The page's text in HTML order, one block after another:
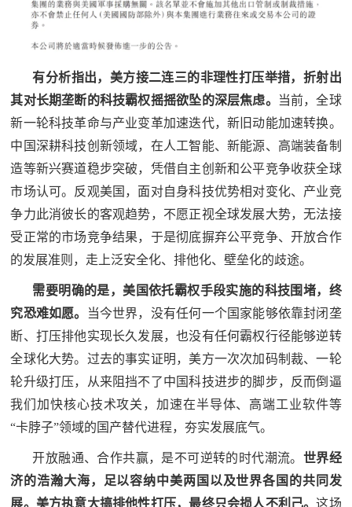
退
役
军
人
风
采
役
军
人
服
务
退
服
务
文
化
国
文
化
国
防
红
色
有分析指出，美方接二连三的非理性打压举措，折射出
其对长期垄断的科技霸权摇摇欲坠的深层焦虑。
当前，全球
新一轮科技革命与产业变革加速迭代，新旧动能加速转换。
中国深耕科技创新领域，在人工智能、新能源、高端装备制
造等新兴赛道稳步突破，凭借自主创新和公平竞争收获全球
市场认可。反观美国，面对自身科技优势相对变化、产业竞
争力此消彼长的客观趋势，不愿正视全球发展大势，无法接
受正常的市场竞争结果，于是彻底摒弃公平竞争、开放合作
的发展准则，走上泛安全化、排他化、壁垒化的歧途。
需要明确的是，美国依托霸权手段实施的科技围堵，终
究恐难如愿。
当今世界，没有任何一个国家能够依靠封闭垄
断、打压排他实现长久发展，也没有任何霸权行径能够逆转
全球化大势。过去的事实证明，美方一次次加码制裁、一轮
轮升级打压，从来阻挡不了中国科技进步的脚步，反而倒逼
我们加快核心技术攻关，加速在半导体、高端工业软件等
“卡脖子”领域的国产替代进程，夯实发展底气。
开放融通、合作共赢，是不可逆转的时代潮流。 世界经
济的浩瀚大海，足以容纳中美两国以及世界各国的共同发
展。美方执意大搞排他性打压，最终只会损人不利己。这场